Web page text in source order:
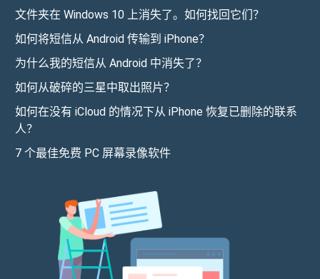
文件夹在 Windows 10 上消失了。如何找回它们？
如何将短信从 Android 传输到 iPhone？
为什么我的短信从 Android 中消失了？
如何从破碎的三星中取出照片？
如何在没有 iCloud 的情况下从 iPhone 恢复已删除的联系
人？
7 个最佳免费 PC 屏幕录像软件